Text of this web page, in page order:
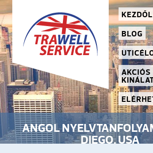
BLOG
AKCIÓS
ANGOL
DIEGO, USA